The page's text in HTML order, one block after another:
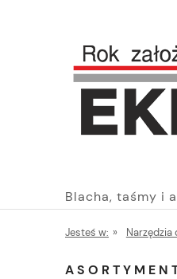
Blacha, taśmy i
Jesteś w: » Narzędzia